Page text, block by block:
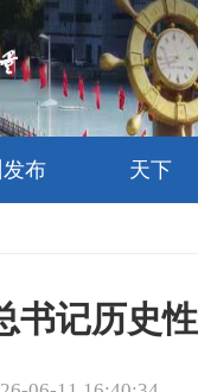
布 天下
书记历史